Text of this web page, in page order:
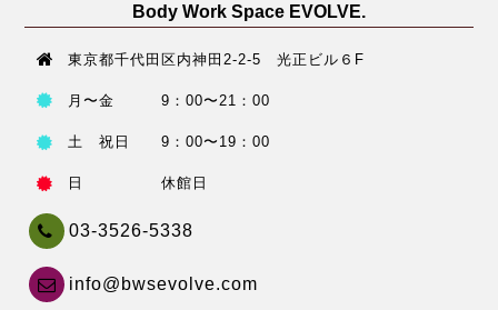
Body Work Space EVOLVE.
東京都千代田区内神田2-2-5 光正ビル６F
月〜金 9：00〜21：00
土 祝日 9：00〜19：00
日 休館日
03-3526-5338
info@bwsevolve.com